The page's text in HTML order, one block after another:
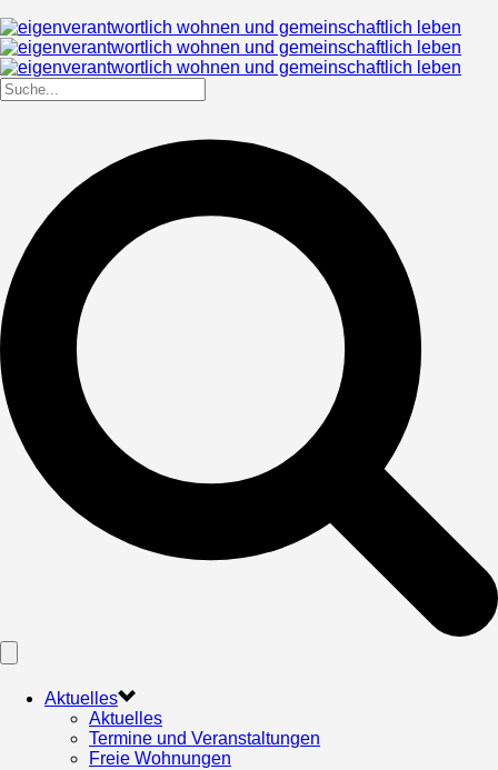
Aktuelles
Aktuelles
Termine und Veranstaltungen
Freie Wohnungen